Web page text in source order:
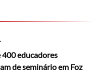
400 educadores
de seminário em Foz